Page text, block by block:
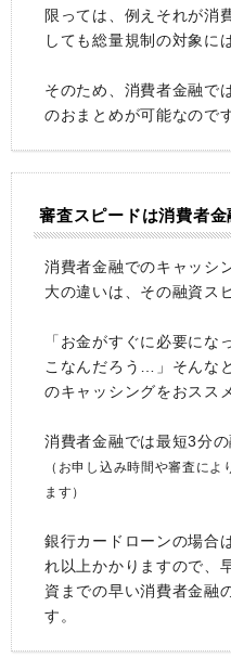
限っては、例えそれが消
しても総量規制の対象に
そのため、消費者金融で
のおまとめが可能なのです
審査スピードは消費者
消費者金融でのキャッシ
大の違いは、その融資ス
「お金がすぐに必要にな
こなんだろう…」そんな
のキャッシングをおスス
消費者金融では最短3分の
（お申し込み時間や審査に
ます）
銀行カードローンの場合
れ以上かかりますので、
資までの早い消費者金融
す。